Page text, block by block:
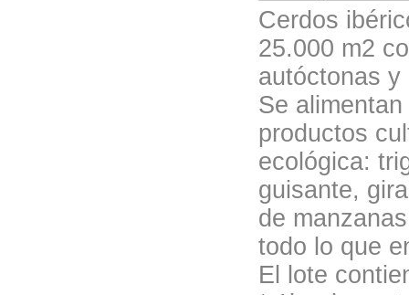
Cerdos
25.000 m2
autóctonas y
Se
productos
ecológica:
guisante,
de
todo lo que
El lote